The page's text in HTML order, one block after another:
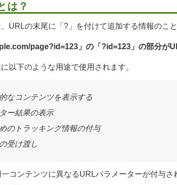
は？
URLの末尾に「?」を付けて追加する情報のこと
page?id=123」の「?id=123」の部分が
以下のような用途で使用されます。
なコンテンツを表示する
ー結果の表示
のトラッキング情報の付与
受け渡し
コンテンツに異なるURLパラメーターが付与